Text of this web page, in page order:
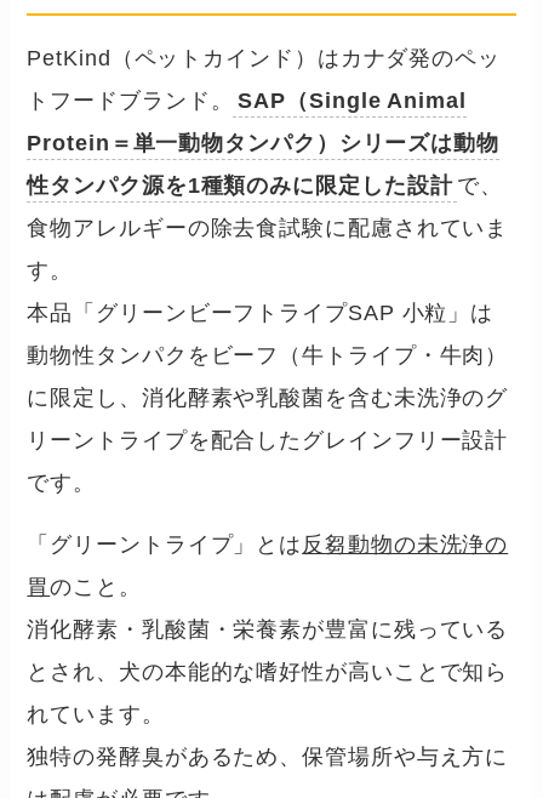
PetKind（ペットカインド）はカナダ発のペッ
トフードブランド。
SAP（Single Animal
Protein＝単一動物タンパク）シリーズは動物
性タンパク源を1種類のみに限定した設計 で、
食物アレルギーの除去食試験に配慮されていま
す。
本品「グリーンビーフトライプSAP 小粒」は
動物性タンパクをビーフ（牛トライプ・牛肉）
に限定し、消化酵素や乳酸菌を含む未洗浄のグ
リーントライプを配合したグレインフリー設計
です。
「グリーントライプ」とは 反芻動物の未洗浄の
胃のこと。
消化酵素・乳酸菌・栄養素が豊富に残っている
とされ、犬の本能的な嗜好性が高いことで知ら
れています。
独特の発酵臭があるため、保管場所や与え方に